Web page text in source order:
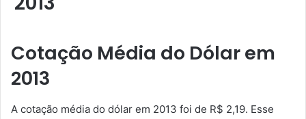
Cotação Média do Dólar em
2013
A cotação média do dólar em 2013 foi de R$ 2,19. Esse